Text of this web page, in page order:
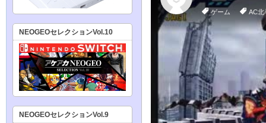
NEOGEOセレクションVol.10
NEOGEOセレクションVol.9